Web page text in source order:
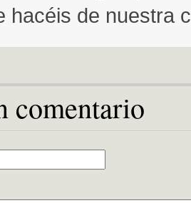
hacéis de nuestra
comentario